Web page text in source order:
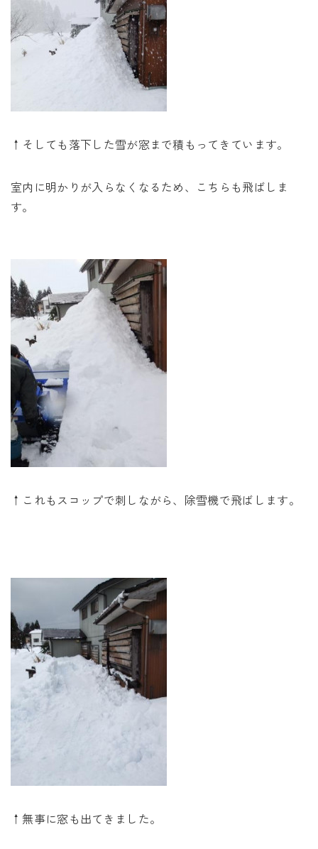
↑そしても落下した雪が窓まで積もってきています。
室内に明かりが入らなくなるため、こちらも飛ばしま
す。
↑これもスコップで刺しながら、除雪機で飛ばします。
↑無事に窓も出てきました。